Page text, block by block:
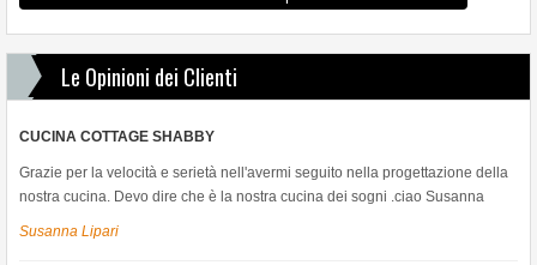
Le Opinioni dei Clienti
CUCINA COTTAGE SHABBY
Grazie per la velocità e serietà nell'avermi seguito nella progettazione della
nostra cucina. Devo dire che è la nostra cucina dei sogni .ciao Susanna
Susanna Lipari